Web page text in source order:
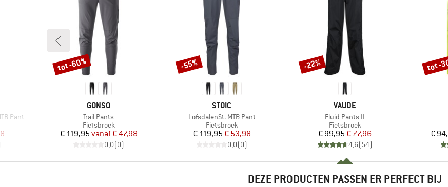
Pant
prijs
MERK
GONSO
Artikel
Trail Pants
Productgroep
Fietsbroek
Prijs
€ 119,95 Verlaagde prijs
vanaf€ 47,98
0,0(0)
Korting
tot -60%
MERK
STOIC
Artikel
LofsdalenSt. MTB Pant
Productgroep
Fietsbroek
Prijs
€ 119,95Verlaagde prijs
€ 53,98
0,0(0)
Korting
-55%
MERK
VAUDE
Artikel
Fluid Pants II
Productgroep
Fietsbroek
Prijs
€ 99,95Verlaagde prijs
€ 77,96
4,6(54)
Korting
-22%
€
Korting
tot -
DEZE PRODUCTEN PASSEN ER PERFECT BIJ